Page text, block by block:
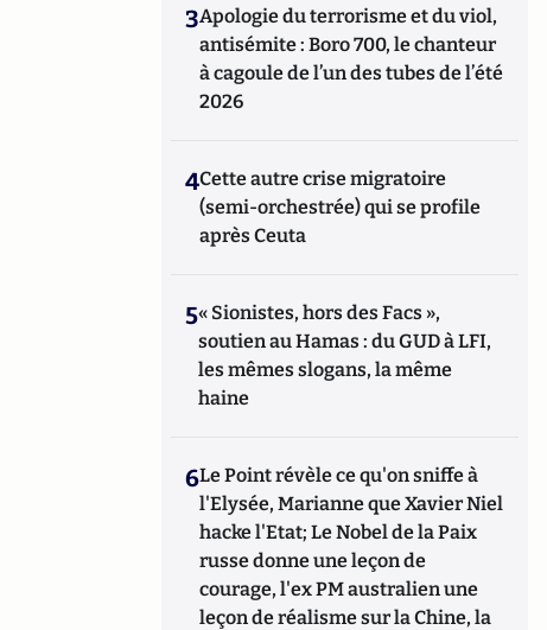
3Apologie du terrorisme et du viol,
antisémite : Boro 700, le chanteur
à cagoule de l’un des tubes de l’été
2026
4Cette autre crise migratoire
(semi-orchestrée) qui se profile
après Ceuta
5« Sionistes, hors des Facs »,
soutien au Hamas : du GUD à LFI,
les mêmes slogans, la même
haine
6Le Point révèle ce qu'on sniffe à
l'Elysée, Marianne que Xavier Niel
hacke l'Etat; Le Nobel de la Paix
russe donne une leçon de
courage, l'ex PM australien une
leçon de réalisme sur la Chine, la